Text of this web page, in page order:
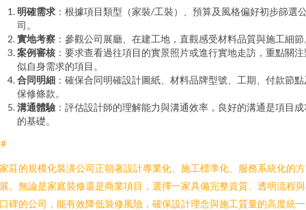
明確需求 ：根據項目類型（家裝/工裝）、預算及風格偏好初步篩選
司。
實地考察 ：參觀公司展廳、在建工地，直觀感受材料品質與施工細節
案例審核 ：要求查看過往項目的實景照片或進行實地走訪，重點關注
似自身需求的項目。
合同明細 ：確保合同明確設計圖紙、材料品牌型號、工期、付款節點
保修條款。
溝通體驗 ：評估設計師的理解能力與溝通效率，良好的溝通是項目成
的基礎。
莊的規模化裝潢公司正朝著設計專業化、施工標準化、服務系統化的
。無論是家庭裝修還是商業項目，選擇一家具備完整資質、透明流程
碑的公司，能有效降低裝修風險，確保設計理念與施工質量的高度統